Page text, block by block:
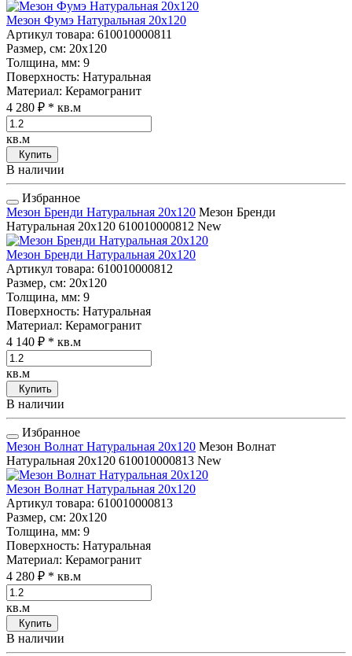
Мезон Фумэ Натуральная 20x120
Артикул товара: 610010000811
Размер, см: 20x120
Толщина, мм: 9
Поверхность: Натуральная
Материал: Керамогранит
4 280 ₽ * кв.м
кв.м
Купить
В наличии
Избранное
Мезон Бренди Натуральная 20x120 Мезон Бренди
Натуральная 20x120 610010000812 New
Мезон Бренди Натуральная 20x120
Артикул товара: 610010000812
Размер, см: 20x120
Толщина, мм: 9
Поверхность: Натуральная
Материал: Керамогранит
4 140 ₽ * кв.м
кв.м
Купить
В наличии
Избранное
Мезон Волнат Натуральная 20x120 Мезон Волнат
Натуральная 20x120 610010000813 New
Мезон Волнат Натуральная 20x120
Артикул товара: 610010000813
Размер, см: 20x120
Толщина, мм: 9
Поверхность: Натуральная
Материал: Керамогранит
4 280 ₽ * кв.м
кв.м
Купить
В наличии